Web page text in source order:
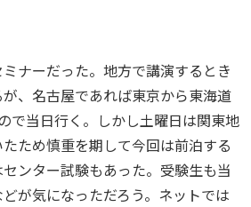
ナーだった。地方で講演するとき
、名古屋であれば東京から東海道
で当日行く。しかし土曜日は関東地
ため慎重を期して今回は前泊する
ンター試験もあった。受験生も当
が気になっただろう。ネットでは